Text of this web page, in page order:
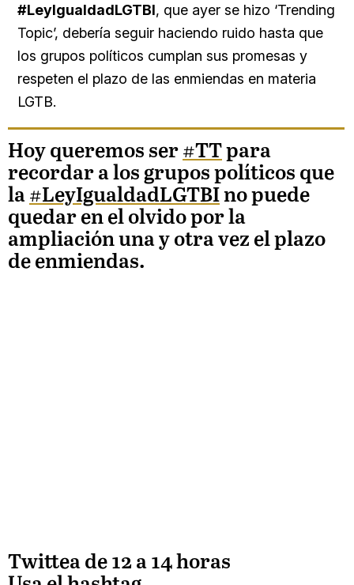
#LeyIgualdadLGTBI, que ayer se hizo ‘Trending
Topic’, debería seguir haciendo ruido hasta que
los grupos políticos cumplan sus promesas y
respeten el plazo de las enmiendas en materia
LGTB.
Hoy queremos ser #TTpara
recordar a los grupos políticos que
la #LeyIgualdadLGTBIno puede
quedar en el olvido por la
ampliación una y otra vez el plazo
de enmiendas.
Twittea de 12 a 14 horas